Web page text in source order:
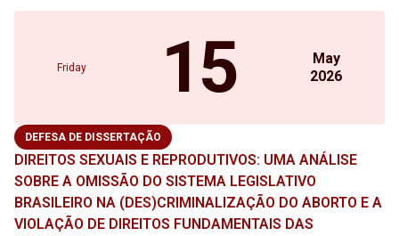
Friday 15
May
2026
DEFESA DE DISSERTAÇÃO
DIREITOS SEXUAIS E REPRODUTIVOS: UMA ANÁLISE
SOBRE A OMISSÃO DO SISTEMA LEGISLATIVO
BRASILEIRO NA (DES)CRIMINALIZAÇÃO DO ABORTO E A
VIOLAÇÃO DE DIREITOS FUNDAMENTAIS DAS